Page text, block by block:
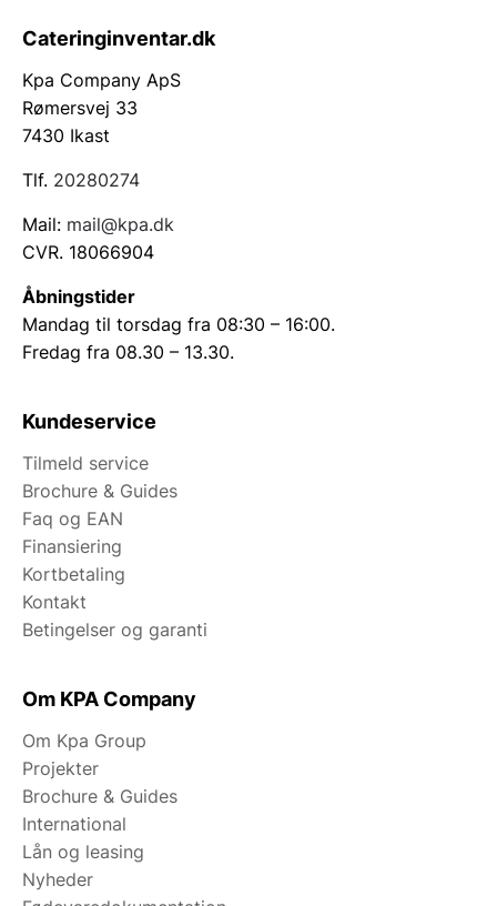
Cateringinventar.dk
Kpa Company ApS
Rømersvej 33
7430 Ikast
Tlf. 20280274
Mail: mail@kpa.dk
CVR. 18066904
Åbningstider
Mandag til torsdag fra 08:30 – 16:00.
Fredag fra 08.30 – 13.30.
Kundeservice
Tilmeld service
Brochure & Guides
Faq og EAN
Finansiering
Kortbetaling
Kontakt
Betingelser og garanti
Om KPA Company
Om Kpa Group
Projekter
Brochure & Guides
International
Lån og leasing
Nyheder